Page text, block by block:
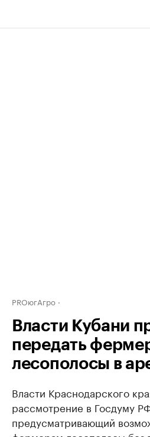
PROюгАгро
Власти Кубани
передать
лесополосы в
Власти Краснодарского
рассмотрение в Госдуму
предусматривающий